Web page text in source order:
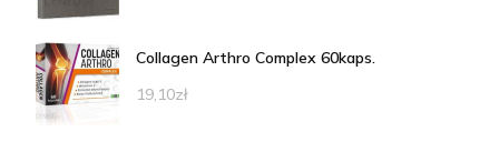
Collagen Arthro Complex 60kaps.
19,10zł